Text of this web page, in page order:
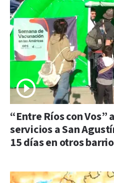
“Entre Ríos con
servicios a San
15 días en otros